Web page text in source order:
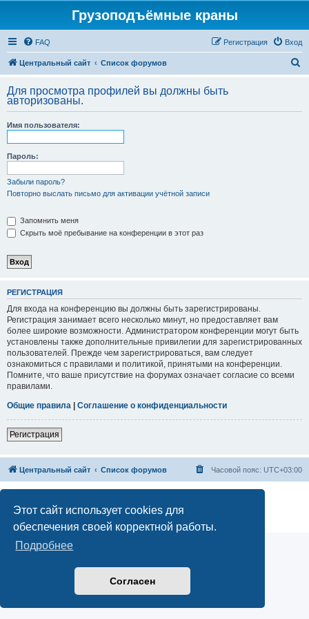
Этот сайт использует cookies для
обеспечения своей корректной работы.
Подробнее
Согласен
Грузоподъёмные краны
FAQ Вход
Регистрация
Центральный сайт Список форумов
с
Для просмотра профилей вы должны быть
авторизованы.
Имя пользователя:
Пароль:
Забыли пароль?
Повторно выслать письмо для активации учётной записи
Запомнить меня
Скрыть моё пребывание на конференции в этот раз
РЕГИСТРАЦИЯ
Для входа на конференцию вы должны быть зарегистрированы.
Регистрация занимает всего несколько минут, но предоставляет вам
более широкие возможности. Администратором конференции могут быть
установлены также дополнительные привилегии для зарегистрированных
пользователей. Прежде чем зарегистрироваться, вам следует
ознакомиться с правилами и политикой, принятыми на конференции.
Помните, что ваше присутствие на форумах означает согласие со всеми
правилами.
Общие правила | Соглашение о конфиденциальности
Регистрация
Центральный сайт Список форумов Часовой пояс: UTC+03:00
Русская поддержка phpBB